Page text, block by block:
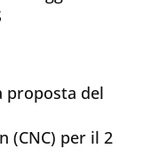
proposta del
(CNC) per il 2